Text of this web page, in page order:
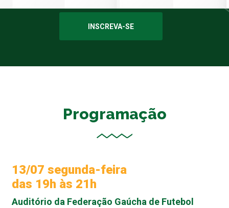
INSCREVA-SE
Programação
13/07 segunda-feira
das 19h às 21h
Auditório da Federação Gaúcha de Futebol